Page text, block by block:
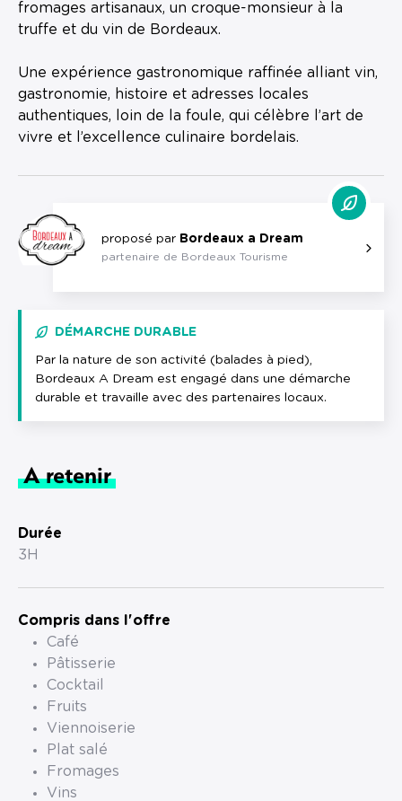
fromages artisanaux, un croque-monsieur à la
truffe et du vin de Bordeaux.
Une expérience gastronomique raffinée alliant vin,
gastronomie, histoire et adresses locales
authentiques, loin de la foule, qui célèbre l’art de
vivre et l’excellence culinaire bordelais.
proposé par Bordeaux a Dream
partenaire de Bordeaux Tourisme
DÉMARCHE DURABLE
Par la nature de son activité (balades à pied),
Bordeaux A Dream est engagé dans une démarche
durable et travaille avec des partenaires locaux.
A retenir
Durée
3H
Compris dans l'offre
Café
Pâtisserie
Cocktail
Fruits
Viennoiserie
Plat salé
Fromages
Vins